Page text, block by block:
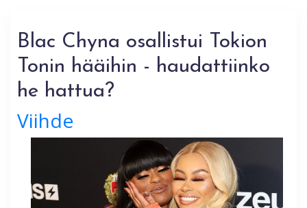
Blac Chyna osallistui Tokion
Tonin hääihin - haudattiinko
he hattua?
Viihde